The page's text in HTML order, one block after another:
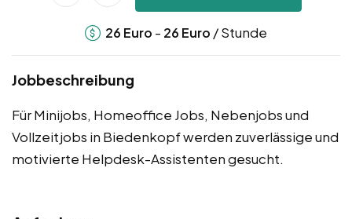
26 Euro - 26 Euro / Stunde
Jobbeschreibung
Für Minijobs, Homeoffice Jobs, Nebenjobs und
Vollzeitjobs in Biedenkopf werden zuverlässige und
motivierte Helpdesk-Assistenten gesucht.